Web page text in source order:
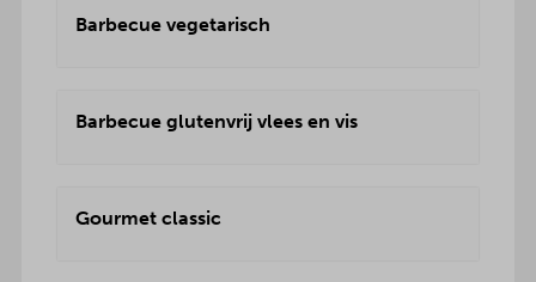
Barbecue vegetarisch
Barbecue glutenvrij vlees en vis
Gourmet classic